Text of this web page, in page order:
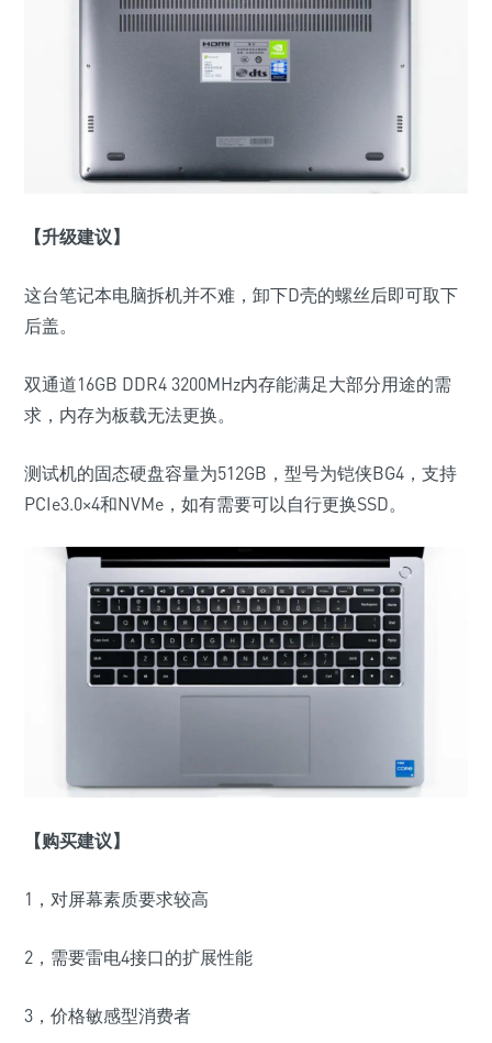
【升级建议】
这台笔记本电脑拆机并不难，卸下D壳的螺丝后即可取下
后盖。
双通道16GB DDR4 3200MHz内存能满足大部分用途的需
求，内存为板载无法更换。
测试机的固态硬盘容量为512GB，型号为铠侠BG4，支持
PCIe3.0×4和NVMe，如有需要可以自行更换SSD。
【购买建议】
1，对屏幕素质要求较高
2，需要雷电4接口的扩展性能
3，价格敏感型消费者